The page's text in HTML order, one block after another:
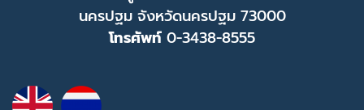
นครปฐม จังหวัดนครปฐม 73000
โทรศัพท์ 0-3438-8555